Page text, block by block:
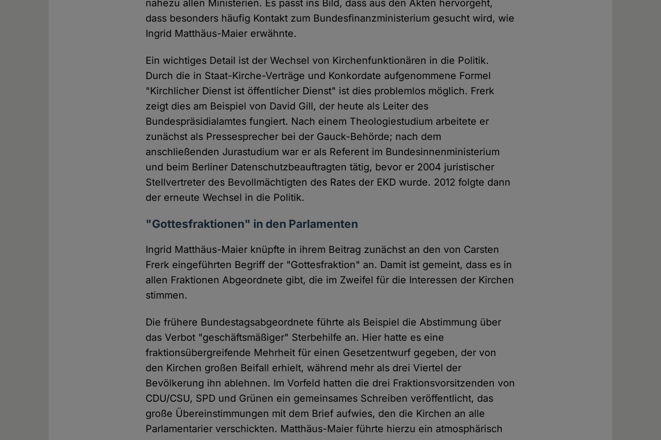
nahezu allen Ministerien. Es passt ins Bild, dass aus den Akten hervorgeht,
dass besonders häufig Kontakt zum Bundesfinanzministerium gesucht wird, wie
Ingrid Matthäus-Maier erwähnte.
Ein wichtiges Detail ist der Wechsel von Kirchenfunktionären in die Politik.
Durch die in Staat-Kirche-Verträge und Konkordate aufgenommene Formel
"Kirchlicher Dienst ist öffentlicher Dienst" ist dies problemlos möglich. Frerk
zeigt dies am Beispiel von David Gill, der heute als Leiter des
Bundespräsidialamtes fungiert. Nach einem Theologiestudium arbeitete er
zunächst als Pressesprecher bei der Gauck-Behörde; nach dem
anschließenden Jurastudium war er als Referent im Bundesinnenministerium
und beim Berliner Datenschutzbeauftragten tätig, bevor er 2004 juristischer
Stellvertreter des Bevollmächtigten des Rates der EKD wurde. 2012 folgte dann
der erneute Wechsel in die Politik.
"Gottesfraktionen" in den Parlamenten
Ingrid Matthäus-Maier knüpfte in ihrem Beitrag zunächst an den von Carsten
Frerk eingeführten Begriff der "Gottesfraktion" an. Damit ist gemeint, dass es in
allen Fraktionen Abgeordnete gibt, die im Zweifel für die Interessen der Kirchen
stimmen.
Die frühere Bundestagsabgeordnete führte als Beispiel die Abstimmung über
das Verbot "geschäftsmäßiger" Sterbehilfe an. Hier hatte es eine
fraktionsübergreifende Mehrheit für einen Gesetzentwurf gegeben, der von
den Kirchen großen Beifall erhielt, während mehr als drei Viertel der
Bevölkerung ihn ablehnen. Im Vorfeld hatten die drei Fraktionsvorsitzenden von
CDU/CSU, SPD und Grünen ein gemeinsames Schreiben veröffentlicht, das
große Übereinstimmungen mit dem Brief aufwies, den die Kirchen an alle
Parlamentarier verschickten. Matthäus-Maier führte hierzu ein atmosphärisch